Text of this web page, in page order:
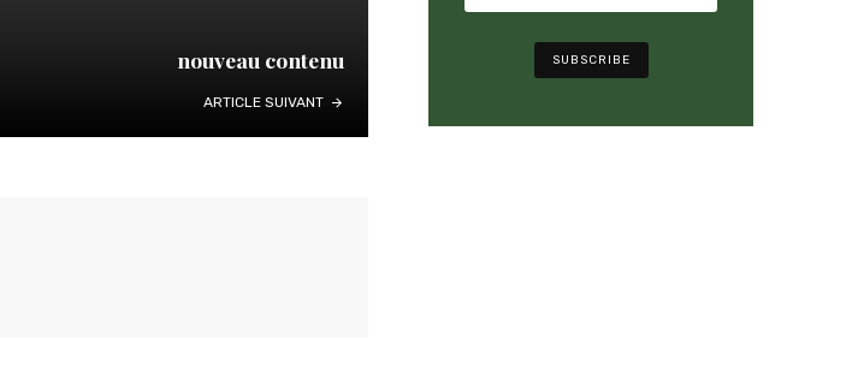
nouveau contenu
ARTICLE SUIVANT